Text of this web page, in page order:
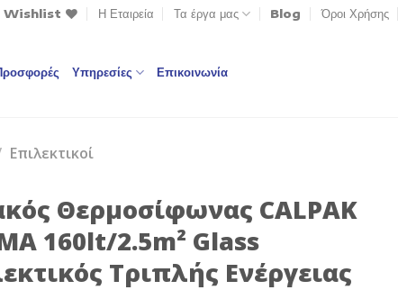
Wishlist Η Εταιρεία Τα έργα μας Blog Όροι Χρήσης
Υπηρεσίες Επικοινωνία
Επιλεκτικοί
Θερμοσίφωνας CALPAK
160lt/2.5m² Glass
Τριπλής Ενέργειας